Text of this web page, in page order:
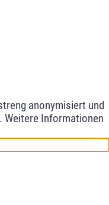
anonymisiert und
Weitere Informationen